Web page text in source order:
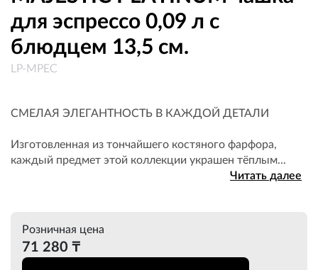
для эспрессо 0,09 л с
блюдцем 13,5 см.
LP-MPEC
СМЕЛАЯ ЭЛЕГАНТНОСТЬ В КАЖДОЙ ДЕТАЛИ
Изготовленная из тончайшего костяного фарфора,
каждый предмет этой коллекции украшен тёплым...
Читать далее
Розничная цена
71 280 ₸